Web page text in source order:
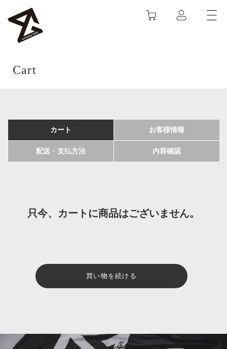
Cart
カート お客様情報
配送・支払方法 内容確認
只今、カートに商品はございません。